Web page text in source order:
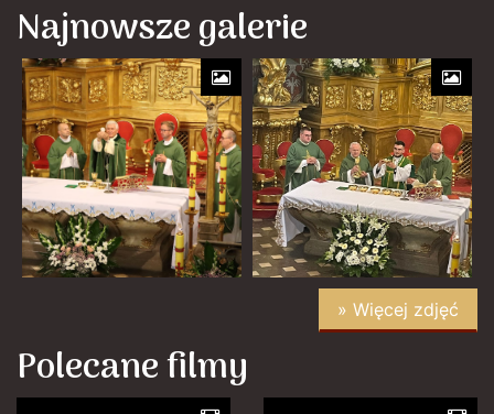
Najnowsze galerie
» Więcej zdjęć
Polecane filmy